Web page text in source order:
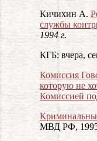
Кичихин А.
службы
1994 г.
КГБ: вчера,
Комиссия
которую не
Комиссией
МВД РФ,